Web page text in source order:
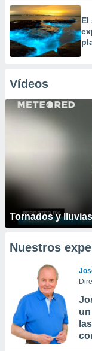
El
Vídeos
Tornados y
Nuestros